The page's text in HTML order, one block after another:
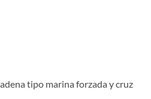
tipo marina forzada y cruz